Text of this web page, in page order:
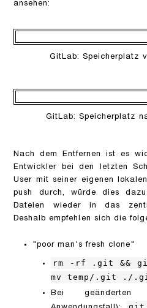
ansehen:
GitLab: Speicherplatz
GitLab: Speicherplatz
Nach dem Entfernen ist es
Entwickler bei den letzten
User mit seiner eigenen
push durch, würde dies
Dateien wieder in das
Deshalb empfehlen sich die
"poor man's fresh clone"
rm -rf .git &&
mv temp/.git ./
Bei